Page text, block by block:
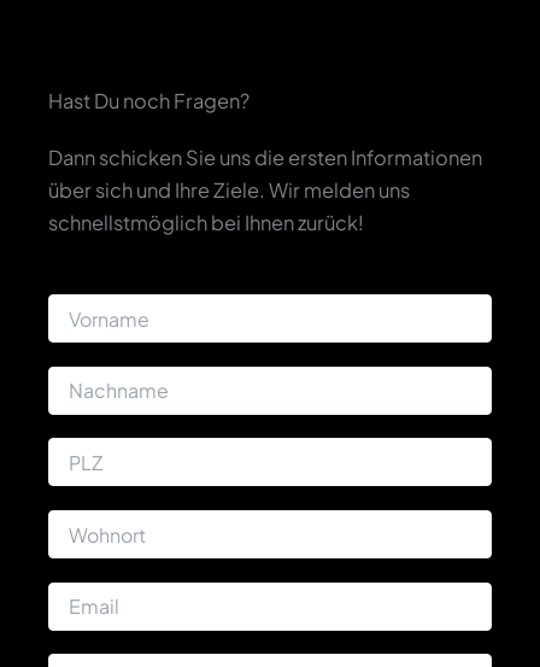
Hast Du noch Fragen?
Dann schicken Sie uns die ersten Informationen
über sich und Ihre Ziele. Wir melden uns
schnellstmöglich bei Ihnen zurück!